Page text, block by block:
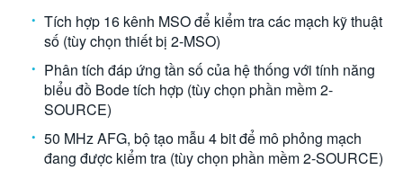
Tích hợp 16 kênh MSO để kiểm tra các mạch kỹ thuật
số (tùy chọn thiết bị 2-MSO)
Phân tích đáp ứng tần số của hệ thống với tính năng
biểu đồ Bode tích hợp (tùy chọn phần mềm 2-
SOURCE)
50 MHz AFG, bộ tạo mẫu 4 bit để mô phỏng mạch
đang được kiểm tra (tùy chọn phần mềm 2-SOURCE)